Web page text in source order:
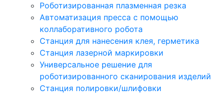
Роботизированная плазменная резка
Автоматизация пресса с помощью
коллаборативного робота
Станция для нанесения клея, герметика
Станция лазерной маркировки
Универсальное решение для
роботизированного сканирования изделий
Станция полировки/шлифовки